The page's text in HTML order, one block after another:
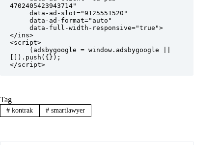
4702405423943714"
</ins>
<script>
[]).push({});
</script>
Tag
#kontrak #smartlawyer